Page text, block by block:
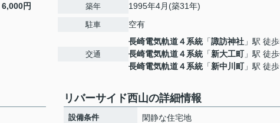
6,000円 築年 1995年4月(築31年)
駐車 空有
交通
長崎電気軌道４系統「諏訪神社 」駅 徒
長崎電気軌道４系統「新大工町」駅 徒
長崎電気軌道４系統「新中川町」駅 徒
リバーサイド西山の詳細情報
設備条件 閑静な住宅地